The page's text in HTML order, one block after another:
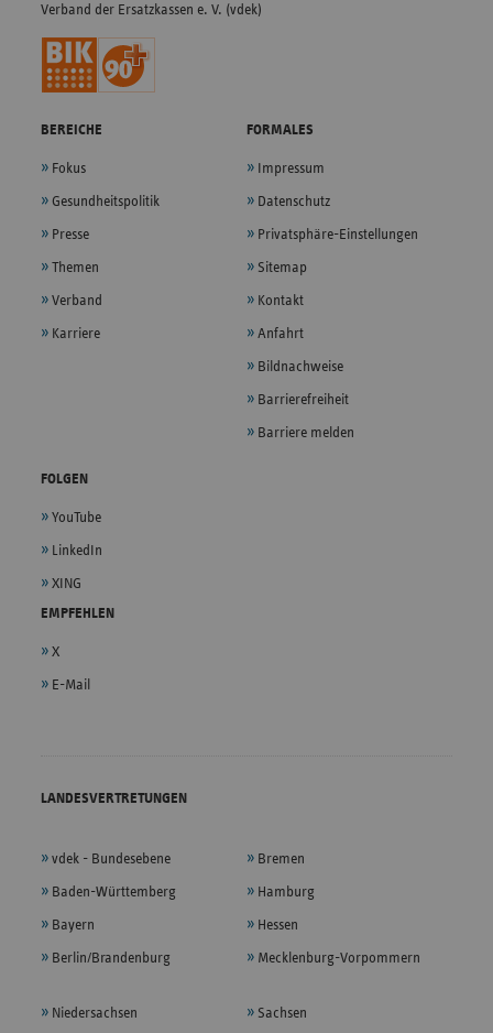
Verband der Ersatzkassen e. V. (vdek)
BEREICHE
Fokus
Gesundheitspolitik
Presse
Themen
Verband
Karriere
FORMALES
Impressum
Datenschutz
Privatsphäre-Einstellungen
Sitemap
Kontakt
Anfahrt
Bildnachweise
Barrierefreiheit
Barriere melden
FOLGEN
YouTube
LinkedIn
XING
EMPFEHLEN
X
E-Mail
LANDESVERTRETUNGEN
vdek - Bundesebene
Baden-Württemberg
Bayern
Berlin/Brandenburg
Bremen
Hamburg
Hessen
Mecklenburg-Vorpommern
Niedersachsen Sachsen